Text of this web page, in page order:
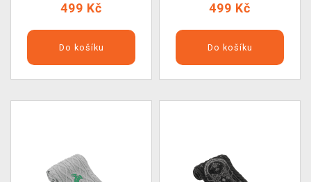
499 Kč
Do košíku
499 Kč
Do košíku